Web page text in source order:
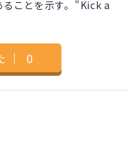
ことを示す。"Kick a
｜ 0